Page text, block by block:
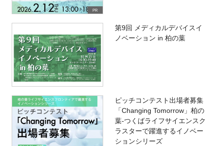
PR
第9回 メディカルデバイスイ
ノベーション in 柏の葉
ピッチコンテスト出場者募集
「Changing Tomorrow」柏の
葉-つくばライフサイエンスク
ラスターで躍進するイノベー
ションシリーズ